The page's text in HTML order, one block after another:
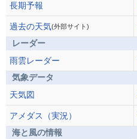
長期予報
過去の天気(外部サイト)
レーダー
雨雲レーダー
気象データ
天気図
アメダス（実況）
海と風の情報